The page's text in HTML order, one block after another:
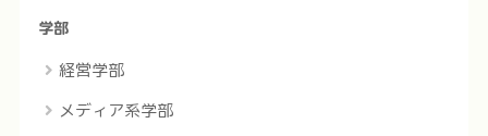
学部
経営学部
メディア系学部